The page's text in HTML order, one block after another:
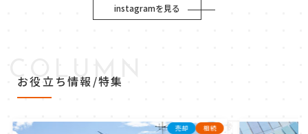
instagramを見る
COLUMN
お役立ち情報/特集
売却 相続